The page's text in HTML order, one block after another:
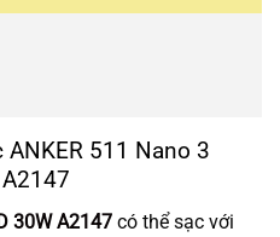
511 Nano 3
30W A2147 có thể sạc với